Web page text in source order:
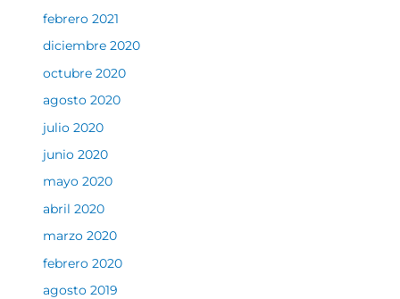
febrero 2021
diciembre 2020
octubre 2020
agosto 2020
julio 2020
junio 2020
mayo 2020
abril 2020
marzo 2020
febrero 2020
agosto 2019